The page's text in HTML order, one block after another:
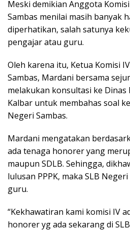
Meski demikian Anggota
Sambas menilai masih banyak
diperhatikan, salah satunya
pengajar atau guru.
Oleh karena itu, Ketua Komisi
Sambas, Mardani bersama
melakukan konsultasi ke Dinas
Kalbar untuk membahas soal
Negeri Sambas.
Mardani mengatakan
ada tenaga honorer yang
maupun SDLB. Sehingga,
lulusan PPPK, maka SLB
guru.
“Kekhawatiran kami komisi IV
honorer yg ada sekarang di